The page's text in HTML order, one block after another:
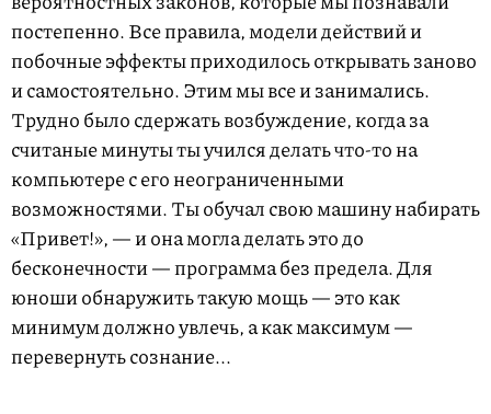
постепенно. Все правила, модели действий и
побочные эффекты приходилось открывать заново
и самостоятельно. Этим мы все и занимались.
Трудно было сдержать возбуждение, когда за
считаные минуты ты учился делать что-то на
компьютере с его неограниченными
возможностями. Ты обучал свою машину набирать
«Привет!», — и она могла делать это до
бесконечности — программа без предела. Для
юноши обнаружить такую мощь — это как
минимум должно увлечь, а как максимум —
перевернуть сознание...